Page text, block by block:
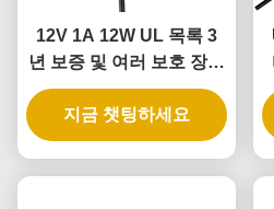
12V 1A 12W UL 목록 3
년 보증 및 여러 보호 장치
와 함께 벽 플러그 어댑터
지금 챗팅하세요